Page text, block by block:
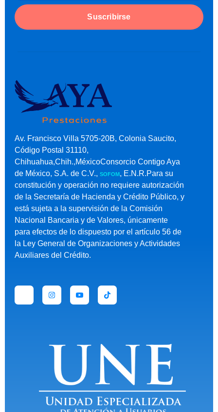
Suscribirse
Av. Francisco Villa 5705-20B, Colonia Saucito,
Código Postal 31110,
Chihuahua,Chih.,MéxicoConsorcio Contigo Aya
de México, S.A. de C.V., SOFOM, E.N.R.Para su
constitución y operación no requiere autorización
de la Secretaría de Hacienda y Crédito Público, y
está sujeta a la supervisión de la Comisión
Nacional Bancaria y de Valores, únicamente
para efectos de lo dispuesto por el artículo 56 de
la Ley General de Organizaciones y Actividades
Auxiliares del Crédito.